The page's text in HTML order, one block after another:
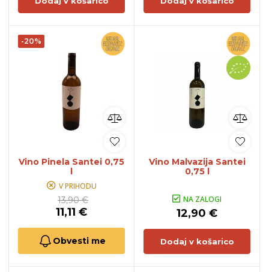
-20%
Vino Pinela Santei 0,75
l
V PRIHODU
13,90 €
11,11 €
Obvesti me
Vino Malvazija Santei
0,75 l
NA ZALOGI
12,90 €
Dodaj v košarico